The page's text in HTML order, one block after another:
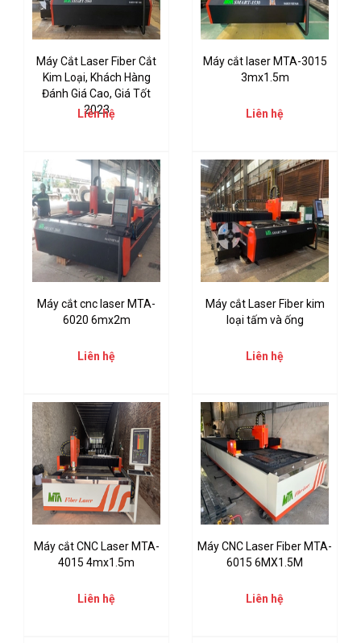
Máy Cắt Laser Fiber Cắt
Kim Loại, Khách Hàng
Đánh Giá Cao, Giá Tốt
2023
Liên hệ
Máy cắt laser MTA-3015
3mx1.5m
Liên hệ
Máy cắt cnc laser MTA-
6020 6mx2m
Liên hệ
Máy cắt Laser Fiber kim
loại tấm và ống
Liên hệ
Máy cắt CNC Laser MTA-
4015 4mx1.5m
Liên hệ
Máy CNC Laser Fiber MTA-
6015 6MX1.5M
Liên hệ